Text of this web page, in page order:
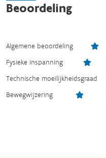
Beoordeling
Algemene beoordeling
Fysieke inspanning
Technische moeilijkheidsgraad
Bewegwijzering